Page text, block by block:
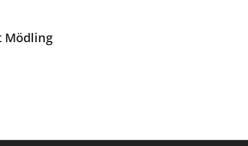
Mödling